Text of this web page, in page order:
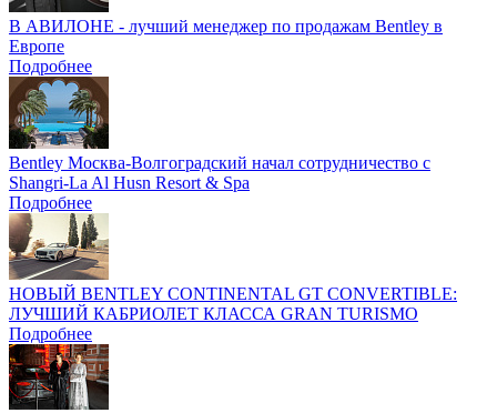
В АВИЛОНЕ - лучший менеджер по продажам Bentley в
Европе
Подробнее
Bentley Москва-Волгоградский начал сотрудничество с
Shangri-La Al Husn Resort & Spa
Подробнее
НОВЫЙ BENTLEY CONTINENTAL GT CONVERTIBLE:
ЛУЧШИЙ КАБРИОЛЕТ КЛАССА GRAN TURISMO
Подробнее